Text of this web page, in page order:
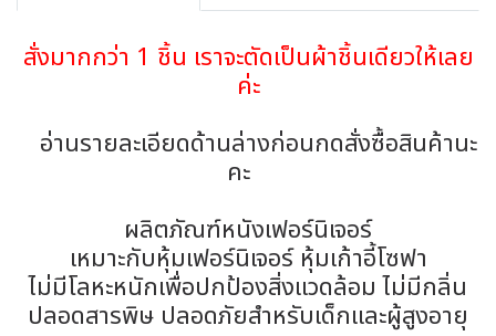
สั่งมากกว่า 1 ชิ้น เราจะตัดเป็นผ้าชิ้นเดียวให้เลย
ค่ะ
อ่านรายละเอียดด้านล่างก่อนกดสั่งซื้อสินค้านะ
คะ
ผลิตภัณฑ์หนังเฟอร์นิเจอร์
เหมาะกับหุ้มเฟอร์นิเจอร์ หุ้มเก้าอี้โซฟา
ไม่มีโลหะหนักเพื่อปกป้องสิ่งแวดล้อม ไม่มีกลิ่น
ปลอดสารพิษ ปลอดภัยสำหรับเด็กและผู้สูงอายุ